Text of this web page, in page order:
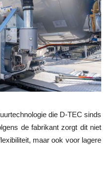
die D-TEC sinds
de fabrikant zorgt dit niet
maar ook voor lagere